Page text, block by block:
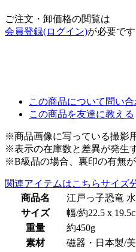
ご注文・卸価格の閲覧は
会員登録(ログイン)が必要です
この商品について問い合
この商品を友達に教える
※商品画像に写っている撮影
※表示の在庫数と差異が発生
※B級品の場合、裏印の有無
関連アイテムはこちらサイズ
商品名
江戸っ子恐竜
サイズ
幅/約22.5 x
重量
約450g
素材
磁器・日本製/